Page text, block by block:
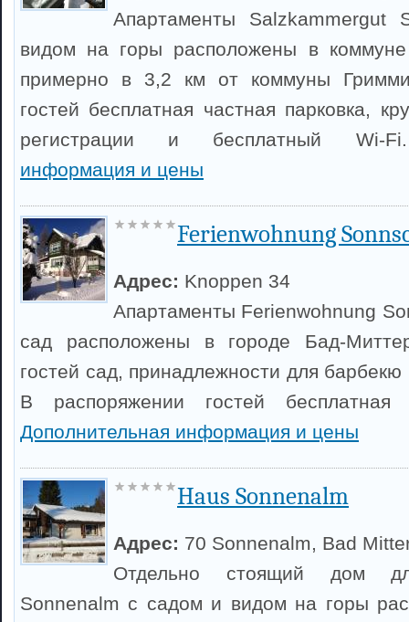
Апартаменты Salzkammergut
видом на горы расположены в
примерно в 3,2 км от коммуны
гостей бесплатная частная парковка,
регистрации и бесплатный
информация и цены
Ferienwohnung
Адрес: Knoppen 34
Апартаменты Ferienwohnung
сад расположены в городе Бад-
гостей сад, принадлежности для
В распоряжении гостей бесплатная
Дополнительная информация и цены
Haus Sonnenalm
Адрес: 70 Sonnenalm, Bad
Отдельно стоящий дом
Sonnenalm с садом и видом на горы